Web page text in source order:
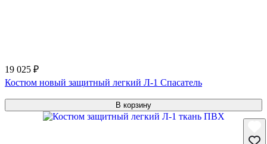
19 025 ₽
Костюм новый защитный легкий Л-1 Спасатель
В корзину